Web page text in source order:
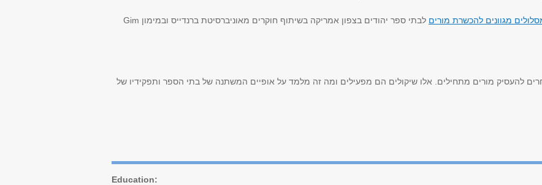
מגוונים להכשרת מורים לבתי ספר יהודים בצפון אמריקה בשיתוף חוקרים מאוניברסיטת ברנדייס ובמימון Gim
להעסיק מורים מתחילים. אלו שיקולים הם מפעילים ומה זה מלמד על אופיים המשתנה של בתי הספר ותפקידיו של
Education: